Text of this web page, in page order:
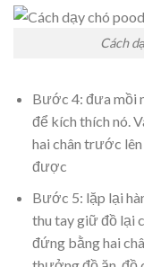
Cách
Bước 4: đưa mồi
để kích thích nó.
hai chân trước
được
Bước 5: lặp lại
thu tay giữ đồ lại
đứng bằng hai